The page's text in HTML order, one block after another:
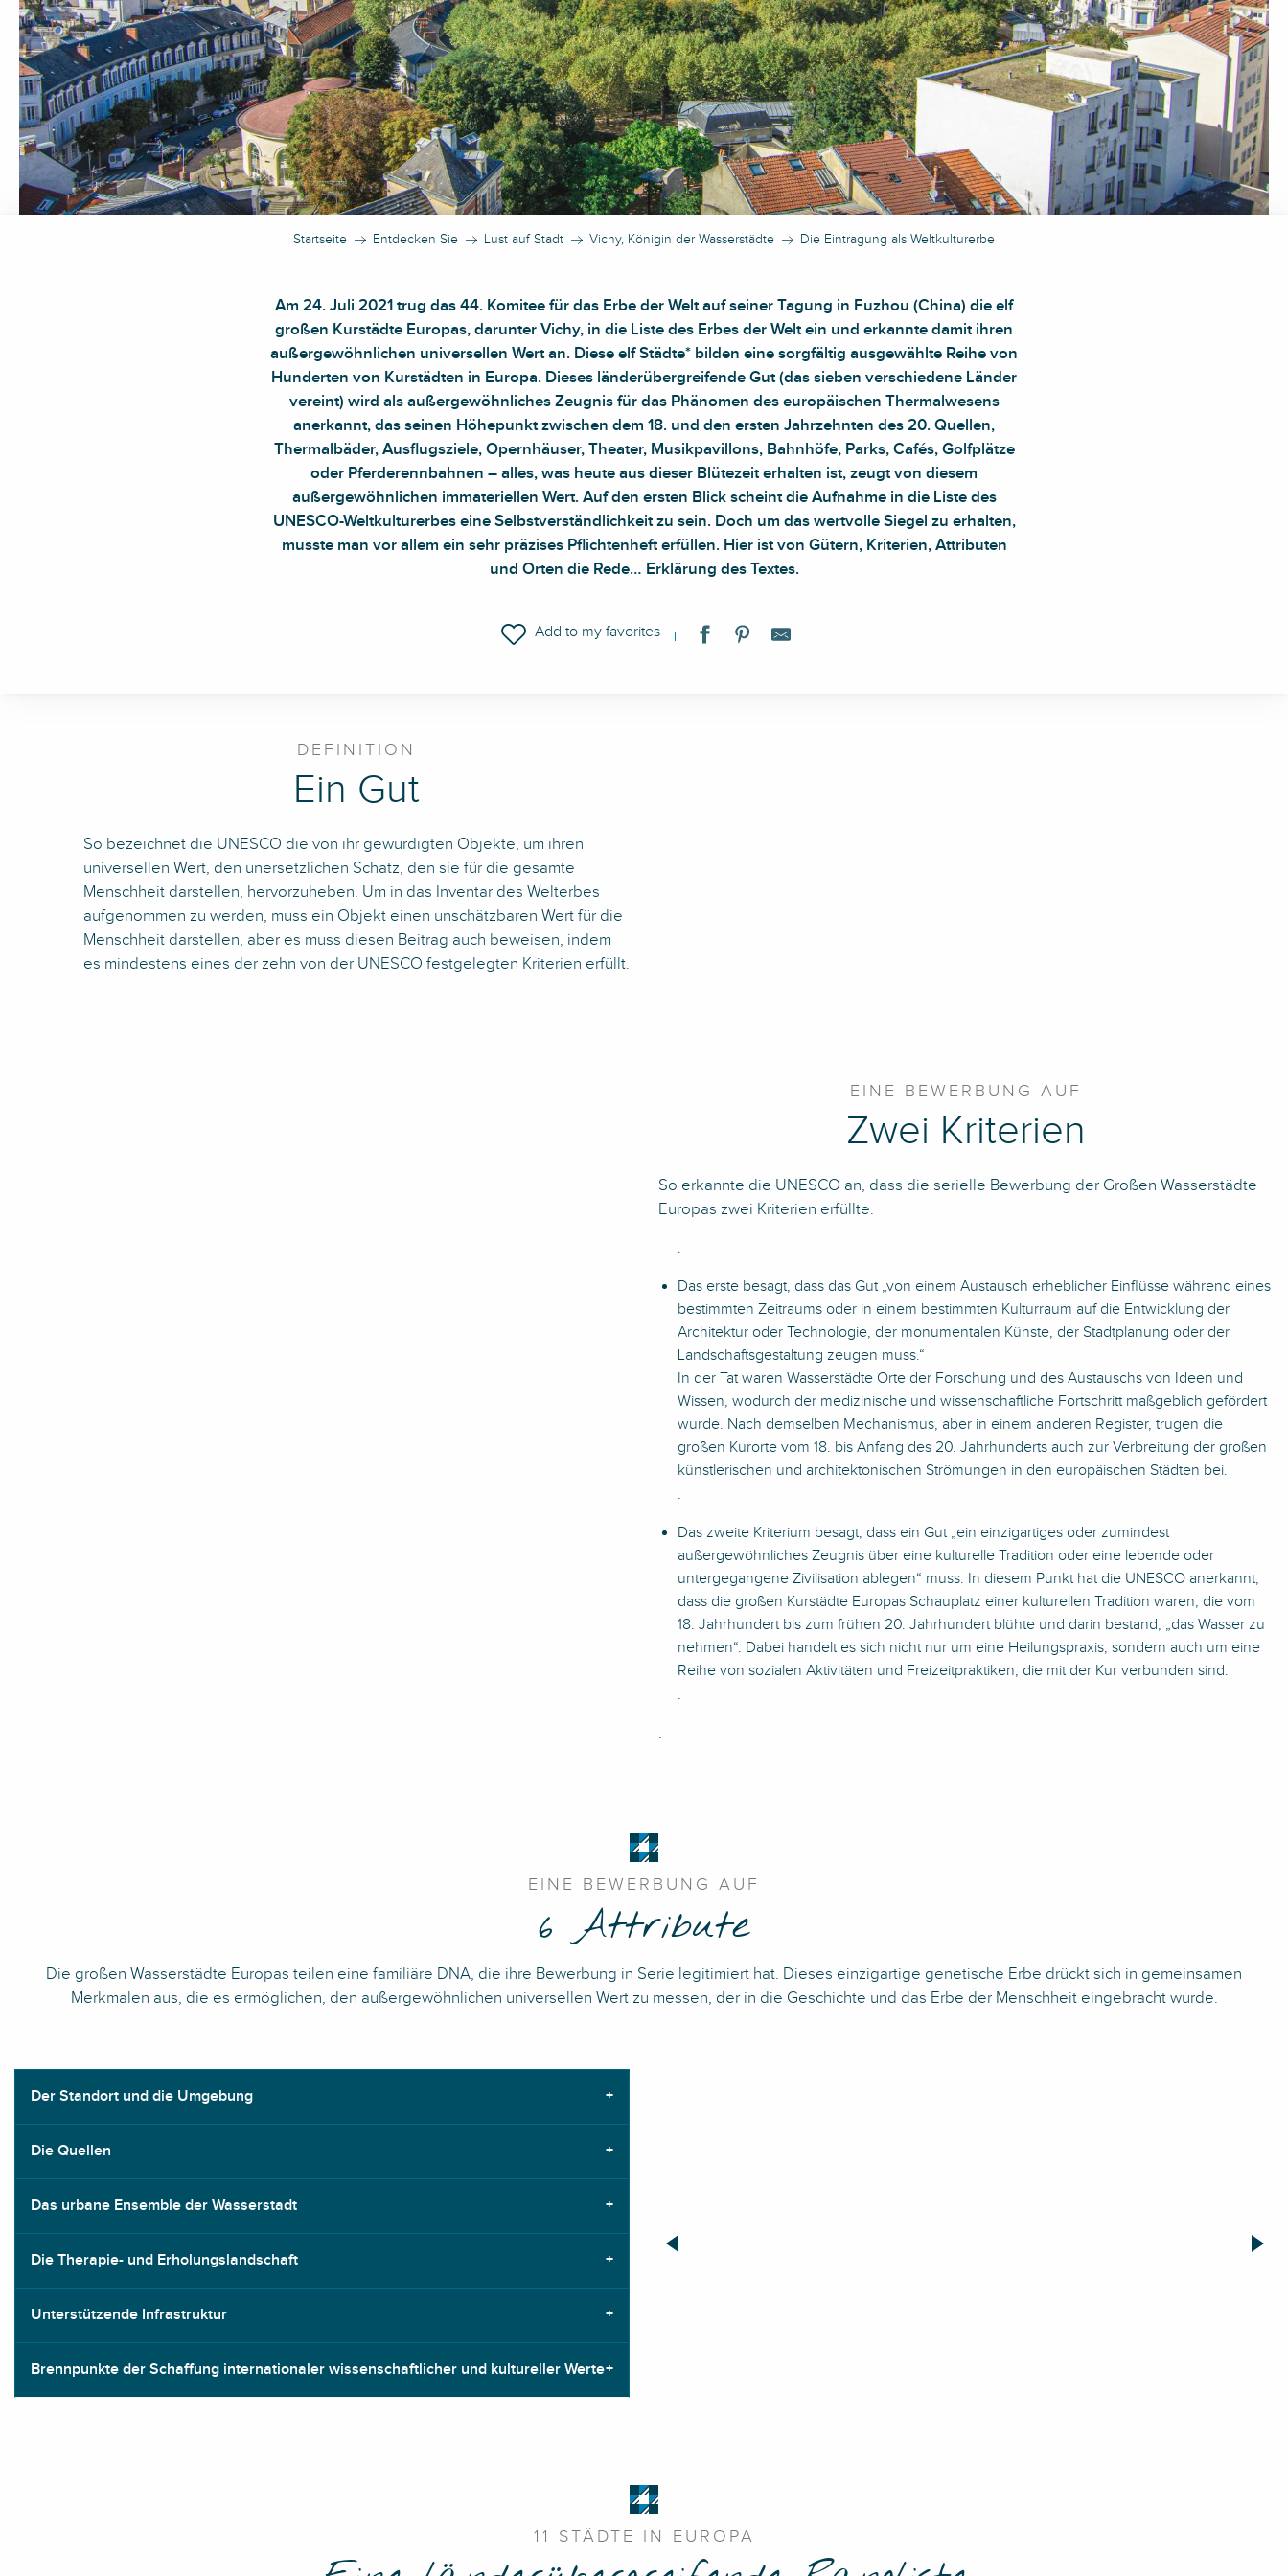
Startseite Entdecken Sie Lust auf Stadt Vichy, Königin der Wasserstädte Die Eintragung als Weltkulturerbe
Am 24. Juli 2021 trug das 44. Komitee für das Erbe der Welt auf seiner Tagung in Fuzhou (China) die elf
großen Kurstädte Europas, darunter Vichy, in die Liste des Erbes der Welt ein und erkannte damit ihren
außergewöhnlichen universellen Wert an. Diese elf Städte* bilden eine sorgfältig ausgewählte Reihe von
Hunderten von Kurstädten in Europa. Dieses länderübergreifende Gut (das sieben verschiedene Länder
vereint) wird als außergewöhnliches Zeugnis für das Phänomen des europäischen Thermalwesens
anerkannt, das seinen Höhepunkt zwischen dem 18. und den ersten Jahrzehnten des 20. Quellen,
Thermalbäder, Ausflugsziele, Opernhäuser, Theater, Musikpavillons, Bahnhöfe, Parks, Cafés, Golfplätze
oder Pferderennbahnen – alles, was heute aus dieser Blütezeit erhalten ist, zeugt von diesem
außergewöhnlichen immateriellen Wert. Auf den ersten Blick scheint die Aufnahme in die Liste des
UNESCO-Weltkulturerbes eine Selbstverständlichkeit zu sein. Doch um das wertvolle Siegel zu erhalten,
musste man vor allem ein sehr präzises Pflichtenheft erfüllen. Hier ist von Gütern, Kriterien, Attributen
und Orten die Rede… Erklärung des Textes.
Ajouter aux favoris
DEFINITION
Ein Gut
So bezeichnet die UNESCO die von ihr gewürdigten Objekte, um ihren
universellen Wert, den unersetzlichen Schatz, den sie für die gesamte
Menschheit darstellen, hervorzuheben. Um in das Inventar des Welterbes
aufgenommen zu werden, muss ein Objekt einen unschätzbaren Wert für die
Menschheit darstellen, aber es muss diesen Beitrag auch beweisen, indem
es mindestens eines der zehn von der UNESCO festgelegten Kriterien erfüllt.
EINE BEWERBUNG AUF
Zwei Kriterien
So erkannte die UNESCO an, dass die serielle Bewerbung der Großen Wasserstädte
Europas zwei Kriterien erfüllte.
.
Das erste besagt, dass das Gut „von einem Austausch erheblicher Einflüsse während eines
bestimmten Zeitraums oder in einem bestimmten Kulturraum auf die Entwicklung der
Architektur oder Technologie, der monumentalen Künste, der Stadtplanung oder der
Landschaftsgestaltung zeugen muss.“
In der Tat waren Wasserstädte Orte der Forschung und des Austauschs von Ideen und
Wissen, wodurch der medizinische und wissenschaftliche Fortschritt maßgeblich gefördert
wurde. Nach demselben Mechanismus, aber in einem anderen Register, trugen die
großen Kurorte vom 18. bis Anfang des 20. Jahrhunderts auch zur Verbreitung der großen
künstlerischen und architektonischen Strömungen in den europäischen Städten bei.
.
Das zweite Kriterium besagt, dass ein Gut „ein einzigartiges oder zumindest
außergewöhnliches Zeugnis über eine kulturelle Tradition oder eine lebende oder
untergegangene Zivilisation ablegen“ muss. In diesem Punkt hat die UNESCO anerkannt,
dass die großen Kurstädte Europas Schauplatz einer kulturellen Tradition waren, die vom
18. Jahrhundert bis zum frühen 20. Jahrhundert blühte und darin bestand, „das Wasser zu
nehmen“. Dabei handelt es sich nicht nur um eine Heilungspraxis, sondern auch um eine
Reihe von sozialen Aktivitäten und Freizeitpraktiken, die mit der Kur verbunden sind.
.
.
EINE BEWERBUNG AUF
6 Attribute
Die großen Wasserstädte Europas teilen eine familiäre DNA, die ihre Bewerbung in Serie legitimiert hat. Dieses einzigartige genetische Erbe drückt sich in gemeinsamen
Merkmalen aus, die es ermöglichen, den außergewöhnlichen universellen Wert zu messen, der in die Geschichte und das Erbe der Menschheit eingebracht wurde.
Der Standort und die Umgebung
Die Quellen
Das urbane Ensemble der Wasserstadt
Die Therapie- und Erholungslandschaft
Unterstützende Infrastruktur
Brennpunkte der Schaffung internationaler wissenschaftlicher und kultureller Werte
11 STÄDTE IN EUROPA